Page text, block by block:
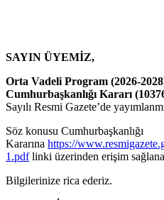
SAYIN ÜYEMİZ,
Orta Vadeli Program (2026-
Cumhurbaşkanlığı Kararı
Sayılı Resmi Gazete’de
Söz konusu Cumhurbaşkanlığı
Kararına https://
1.pdflinki üzerinden erişim
Bilgilerinize rica ederiz.